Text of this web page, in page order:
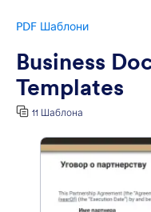
PDF Шаблони
Business
Templates
11 Шаблона